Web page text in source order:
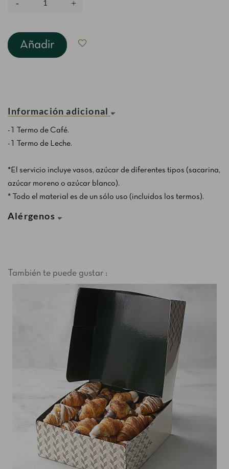
Añadir
Información adicional
-1 Termo de Café.
-1 Termo de Leche.
*El servicio incluye vasos, azúcar de diferentes tipos (sacarina,
azúcar moreno o azúcar blanco).
* Todo el material es de un sólo uso (incluidos los termos).
Alérgenos
También te puede gustar :